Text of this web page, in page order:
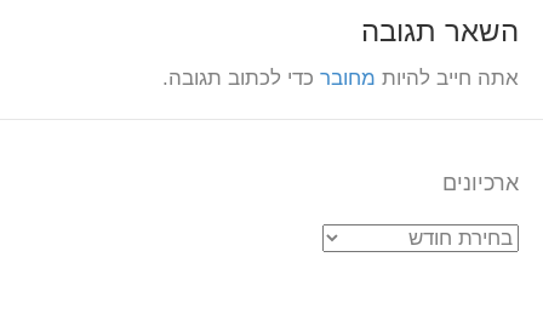
השאר תגובה
אתה חייב להיות מחובר כדי לכתוב תגובה.
ארכיונים
ארכיונים